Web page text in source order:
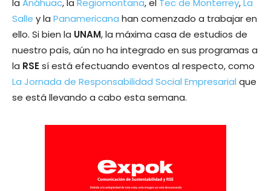
la Anáhuac, la Regiomontana, el Tec de Monterrey,La
Salle y la Panamericana han comenzado a trabajar en
ello. Si bien la UNAM, la máxima casa de estudios de
nuestro país, aún no ha integrado en sus programas a
la RSE sí está efectuando eventos al respecto, como
La Jornada de Responsabilidad Social Empresarial que
se está llevando a cabo esta semana.